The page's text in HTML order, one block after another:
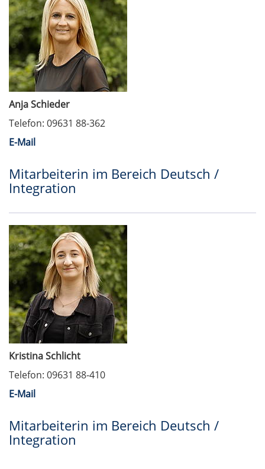
Anja Schieder
Telefon: 09631 88-362
E-Mail
Mitarbeiterin im Bereich Deutsch /
Integration
Kristina Schlicht
Telefon: 09631 88-410
E-Mail
Mitarbeiterin im Bereich Deutsch /
Integration